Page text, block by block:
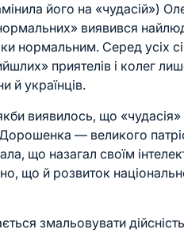
його на «чудасій»)
виявився
нормальним. Серед усіх
приятелів і колег
й українців.
виявилось, що «чудасія»
— великого
що назагал своїм
що й розвиток
змальовувати